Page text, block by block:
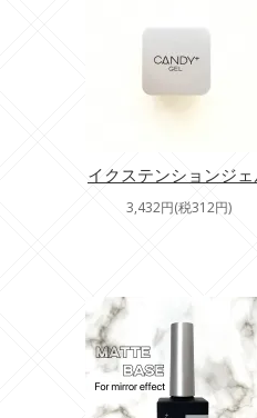
イクステンションジ
3,432円(税312円)